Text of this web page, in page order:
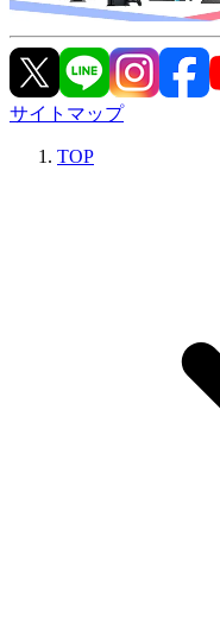
サイトマップ
TOP